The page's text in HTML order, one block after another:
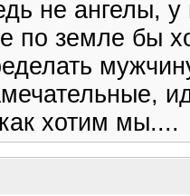
не ангелы, у
по земле бы
хотим мы....